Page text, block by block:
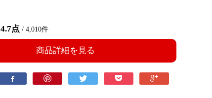
4.7点 / 4,010件
商品詳細を見る